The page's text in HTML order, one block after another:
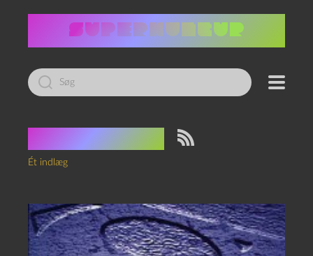
Led
efter:
Conduit
Ét indlæg